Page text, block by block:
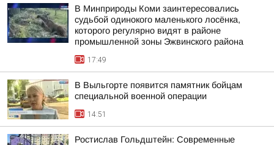
В Минприроды Коми заинтересовались
судьбой одинокого маленького лосёнка,
которого регулярно видят в районе
промышленной зоны Эжвинского района
17:49
В Выльгорте появится памятник бойцам
специальной военной операции
14:51
Ростислав Гольдштейн: Современные